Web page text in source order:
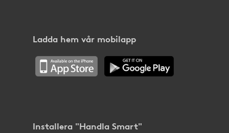
Ladda hem vår mobilapp
Installera "Handla Smart"